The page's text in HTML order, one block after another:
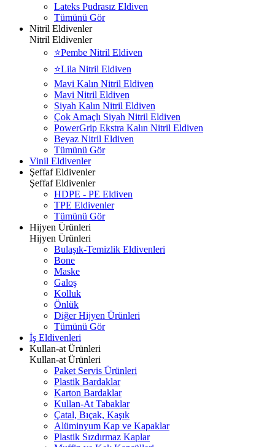
Lateks Pudrasız Eldiven
Tümünü Gör
Nitril Eldivenler
Nitril Eldivenler
⭐Pembe Nitril Eldiven
⭐Lila Nitril Eldiven
Mavi Kalın Nitril Eldiven
Mavi Nitril Eldiven
Siyah Kalın Nitril Eldiven
Çok Amaçlı Siyah Nitril Eldiven
PowerGrip Ekstra Kalın Nitril Eldiven
Beyaz Nitril Eldiven
Tümünü Gör
Vinil Eldivenler
Şeffaf Eldivenler
Şeffaf Eldivenler
HDPE - PE Eldiven
TPE Eldivenler
Tümünü Gör
Hijyen Ürünleri
Hijyen Ürünleri
Bulaşık-Temizlik Eldivenleri
Bone
Maske
Galoş
Kolluk
Önlük
Diğer Hijyen Ürünleri
Tümünü Gör
İş Eldivenleri
Kullan-at Ürünleri
Kullan-at Ürünleri
Paket Servis Ürünleri
Plastik Bardaklar
Karton Bardaklar
Kullan-At Tabaklar
Çatal, Bıçak, Kaşık
Alüminyum Kap ve Kapaklar
Plastik Sızdırmaz Kaplar